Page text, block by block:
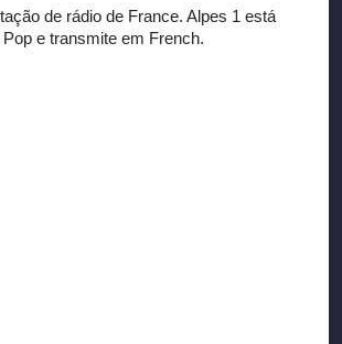
de rádio de France. Alpes 1 está
e transmite em French.